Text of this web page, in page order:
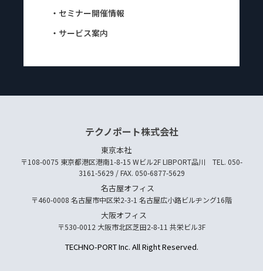
・セミナー開催情報
・サービス案内
テクノポート株式会社
東京本社
〒108-0075 東京都港区港南1-8-15 Wビル2F LIBPORT品川 TEL. 050-
3161-5629 / FAX. 050-6877-5629
名古屋オフィス
〒460-0008 名古屋市中区栄2-3-1 名古屋広小路ビルヂング16階
大阪オフィス
〒530-0012 大阪市北区芝田2-8-11 共栄ビル3F
TECHNO-PORT Inc. All Right Reserved.